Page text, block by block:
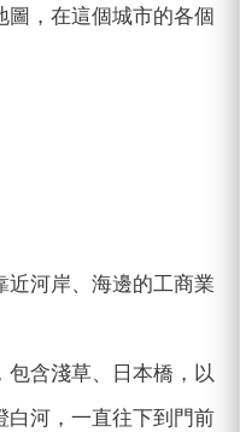
，在這個城市的各個
近河岸、海邊的工商業
包含淺草、日本橋，以
白河，一直往下到門前